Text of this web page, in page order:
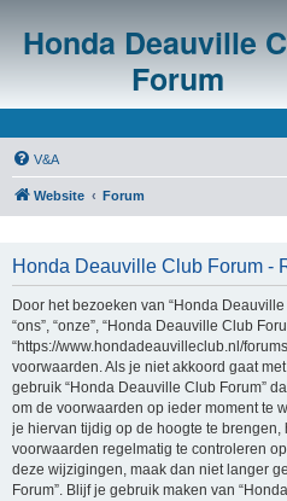
Honda Deauville
Forum
V&A
Website Forum
Honda Deauville Club Forum -
Door het bezoeken van “Honda
“ons”, “onze”, “Honda Deauville Club
“https://www.hondadeauvilleclub.nl/
voorwaarden. Als je niet akkoord gaat
gebruik “Honda Deauville Club Forum”
om de voorwaarden op ieder moment te
je hiervan tijdig op de hoogte te brengen,
voorwaarden regelmatig te controleren
deze wijzigingen, maak dan niet langer
Forum”. Blijf je gebruik maken van